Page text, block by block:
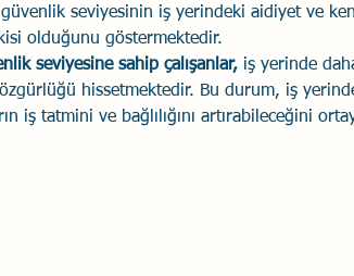
güvenlik seviyesinin iş yerindeki aidiyet ve
olduğunu göstermektedir.
seviyesine sahip çalışanlar, iş yerinde
hissetmektedir. Bu durum, iş
iş tatmini ve bağlılığını artırabileceğini